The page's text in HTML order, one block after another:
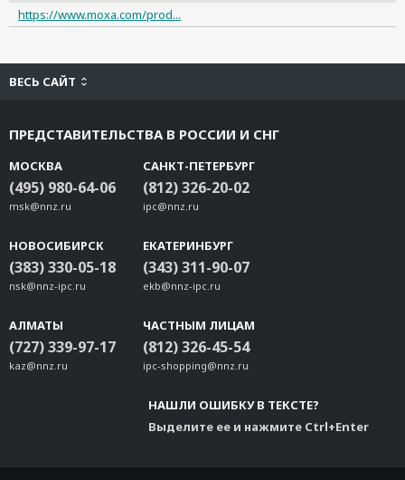
https://www.moxa.com/prod...
ВЕСЬ САЙТ
ПРЕДСТАВИТЕЛЬСТВА В РОССИИ И СНГ
МОСКВА
(495) 980-64-06
msk@nnz.ru
САНКТ-ПЕТЕРБУРГ
(812) 326-20-02
ipc@nnz.ru
НОВОСИБИРСК
(383) 330-05-18
nsk@nnz-ipc.ru
ЕКАТЕРИНБУРГ
(343) 311-90-07
ekb@nnz-ipc.ru
АЛМАТЫ
(727) 339-97-17
kaz@nnz.ru
ЧАСТНЫМ ЛИЦАМ
(812) 326-45-54
ipc-shopping@nnz.ru
НАШЛИ ОШИБКУ В ТЕКСТЕ?
Выделите ее и нажмите Ctrl+Enter